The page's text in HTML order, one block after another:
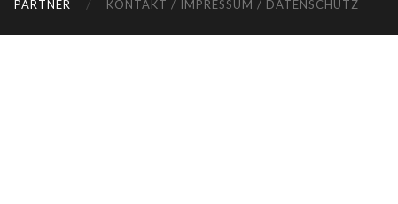
PARTNER KONTAKT / IMPRESSUM / DATENSCHUTZ